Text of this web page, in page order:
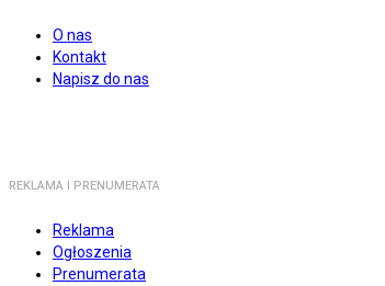
O nas
Kontakt
Napisz do nas
REKLAMA I PRENUMERATA
Reklama
Ogłoszenia
Prenumerata